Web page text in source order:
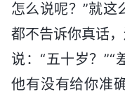
怎么说呢？”就这
都不告诉你真话
说：“五十岁？”“
他有没有给你准